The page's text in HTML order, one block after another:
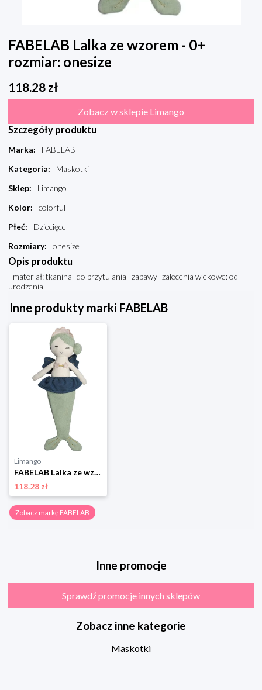
FABELAB Lalka ze wzorem - 0+
rozmiar: onesize
118.28 zł
Zobacz w sklepie Limango
Szczegóły produktu
Marka:
FABELAB
Kategoria:
Maskotki
Sklep:
Limango
Kolor:
colorful
Płeć:
Dziecięce
Rozmiary: onesize
Opis produktu
- materiał: tkanina- do przytulania i zabawy- zalecenia wiekowe: od
urodzenia
Inne produkty marki FABELAB
Limango
FABELAB Lalka ze wzorem - 0+ rozmiar: onesize
118.28 zł
Zobacz markę FABELAB
Inne promocje
Sprawdź promocje innych sklepów
Zobacz inne kategorie
Maskotki